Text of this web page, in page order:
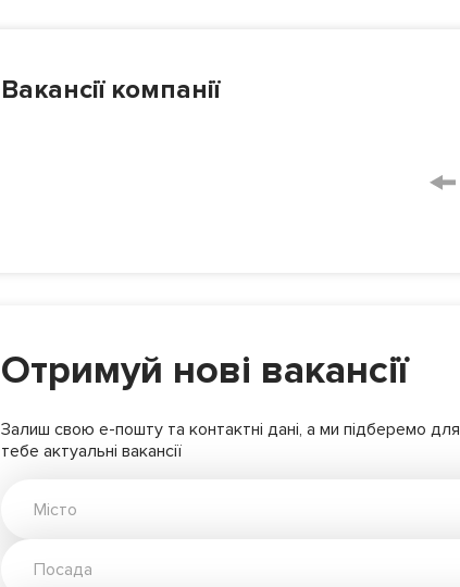
Вакансії компанії
Отримуй нові вакансії
Залиш свою е-пошту та контактні дані, а ми підберемо для
тебе актуальні вакансії